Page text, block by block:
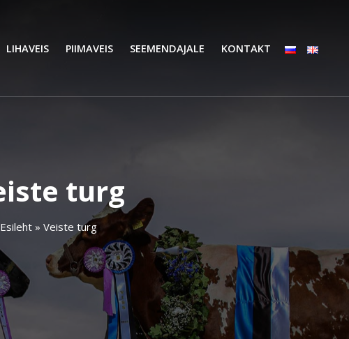
LIHAVEIS PIIMAVEIS SEEMENDAJALE KONTAKT
turg
Esileht» Veiste turg